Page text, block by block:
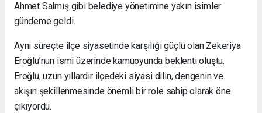
Ahmet Salmış gibi belediye yönetimine yakın isimler
gündeme geldi.
Aynı süreçte ilçe siyasetinde karşılığı güçlü olan Zekeriya
Eroğlu’nun ismi üzerinde kamuoyunda beklenti oluştu.
Eroğlu, uzun yıllardır ilçedeki siyasi dilin, dengenin ve
akışın şekillenmesinde önemli bir role sahip olarak öne
çıkıyordu.